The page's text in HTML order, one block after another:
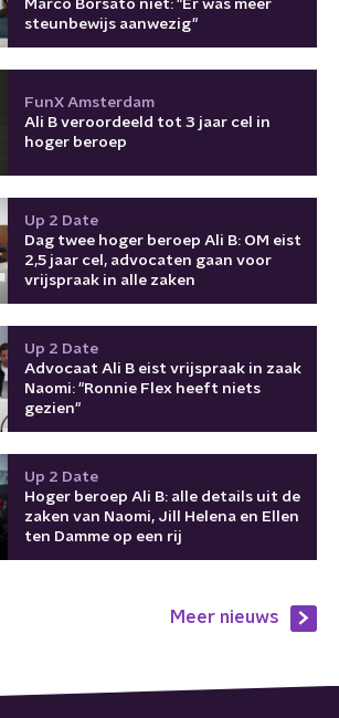
Marco Borsato niet: "Er was meer
steunbewijs aanwezig"
FunX Amsterdam
Ali B veroordeeld tot 3 jaar cel in
hoger beroep
Up 2 Date
Dag twee hoger beroep Ali B: OM eist
2,5 jaar cel, advocaten gaan voor
vrijspraak in alle zaken
Up 2 Date
Advocaat Ali B eist vrijspraak in zaak
Naomi: "Ronnie Flex heeft niets
gezien"
Up 2 Date
Hoger beroep Ali B: alle details uit de
zaken van Naomi, Jill Helena en Ellen
ten Damme op een rij
Meer nieuws